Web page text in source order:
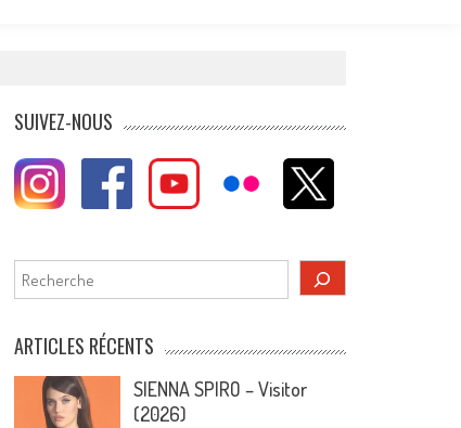
SUIVEZ-NOUS
Rechercher
ARTICLES RÉCENTS
SIENNA SPIRO – Visitor
(2026)